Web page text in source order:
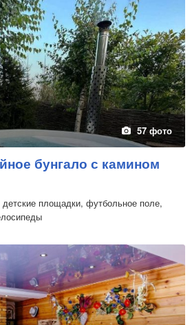
57 фото
бунгало с камином
площадки, футбольное поле,